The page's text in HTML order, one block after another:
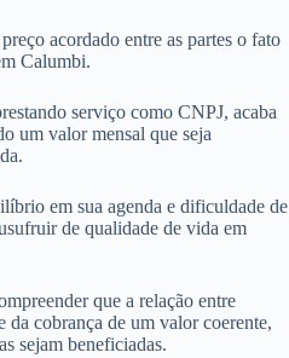
acordado entre as partes o fato
Calumbi.
serviço como CNPJ, acaba
um valor mensal que seja
em sua agenda e dificuldade de
de qualidade de vida em
que a relação entre
da cobrança de um valor coerente,
sejam beneficiadas.